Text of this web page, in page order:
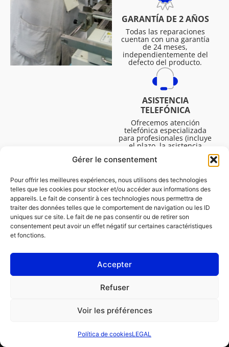
Gérer le consentement
Pour offrir les meilleures expériences, nous utilisons des technologies
telles que les cookies pour stocker et/ou accéder aux informations des
appareils. Le fait de consentir à ces technologies nous permettra de
traiter des données telles que le comportement de navigation ou les ID
uniques sur ce site. Le fait de ne pas consentir ou de retirer son
consentement peut avoir un effet négatif sur certaines caractéristiques
et fonctions.
Accepter
Refuser
Voir les préférences
Política de cookiesLEGAL
PARTICULAR
Encontrar un taller
GARANTÍA DE 2 AÑOS
Todas las reparaciones
cuentan con una garantía
de 24 meses,
independientemente del
defecto del producto.
ASISTENCIA
TELEFÓNICA
Ofrecemos atención
telefónica especializada
para profesionales (incluye
el plazo, la asistencia
técnica, etc.). El horario es
de lunes a viernes de 08:30